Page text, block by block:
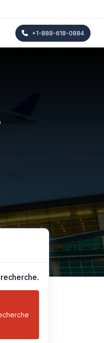
+1-888-618-0884